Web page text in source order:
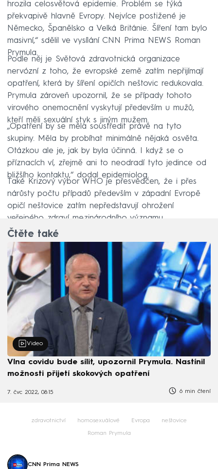
hrozila celosvětová epidemie. Problém se týká
překvapivě hlavně Evropy. Nejvíce postižené je
Německo, Španělsko a Velká Británie. Šíření tam bylo
masivní,“ sdělil ve vysílání CNN Prima NEWS Roman
Prymula.
Podle něj je Světová zdravotnická organizace
nervózní z toho, že evropské země zatím nepřijímají
opatření, která by šíření opičích neštovic redukovala.
Prymula zároveň upozornil, že se případy tohoto
virového onemocnění vyskytují především u mužů,
kteří měli sexuální styk s jiným mužem.
„Opatření by se měla soustředit právě na tyto
skupiny. Měla by probíhat minimálně nějaká osvěta.
Otázkou ale je, jak by byla účinná. I když se o
příznacích ví, zřejmě ani to neodradí tyto jedince od
bližšího kontaktu,“ dodal epidemiolog.
Také Krizový výbor WHO je přesvědčen, že i přes
nárůsty počtu případů především v západní Evropě
opičí neštovice zatím nepředstavují ohrožení
veřejného zdraví mezinárodního významu.
Čtěte také
Video
Vlna covidu bude sílit, upozornil Prymula. Nastínil
možnosti přijetí skokových opatření
7. čvc 2022, 08:15 6 min čtení
zdravotnictví homosexuálové Evropa neštovice
Roman Prymula
CNN Prima NEWS